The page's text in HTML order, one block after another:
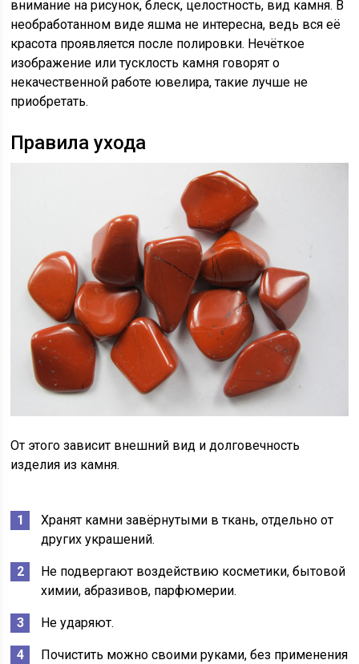
внимание на рисунок, блеск, целостность, вид камня. В
необработанном виде яшма не интересна, ведь вся её
красота проявляется после полировки. Нечёткое
изображение или тусклость камня говорят о
некачественной работе ювелира, такие лучше не
приобретать.
Правила ухода
От этого зависит внешний вид и долговечность
изделия из камня.
Хранят камни завёрнутыми в ткань, отдельно от
других украшений.
Не подвергают воздействию косметики, бытовой
химии, абразивов, парфюмерии.
Не ударяют.
Почистить можно своими руками, без применения